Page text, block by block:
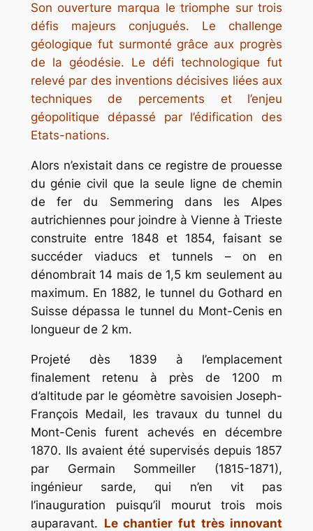
Son ouverture marqua le triomphe sur trois
défis majeurs conjugués. Le challenge
géologique fut surmonté grâce aux progrès
de la géodésie. Le défi technologique fut
relevé par des inventions décisives liées aux
techniques de percements et l’enjeu
géopolitique dépassé par l’édification des
Etats-nations.
Alors n’existait dans ce registre de prouesse
du génie civil que la seule ligne de chemin
de fer du Semmering dans les Alpes
autrichiennes pour joindre à Vienne à Trieste
construite entre 1848 et 1854, faisant se
succéder viaducs et tunnels – on en
dénombrait 14 mais de 1,5 km seulement au
maximum. En 1882, le tunnel du Gothard en
Suisse dépassa le tunnel du Mont-Cenis en
longueur de 2 km.
Projeté dès 1839 à l’emplacement
finalement retenu à près de 1200 m
d’altitude par le géomètre savoisien Joseph-
François Medail, les travaux du tunnel du
Mont-Cenis furent achevés en décembre
1870. Ils avaient été supervisés depuis 1857
par Germain Sommeiller (1815-1871),
ingénieur sarde, qui n’en vit pas
l’inauguration puisqu’il mourut trois mois
auparavant. Le chantier fut très innovant